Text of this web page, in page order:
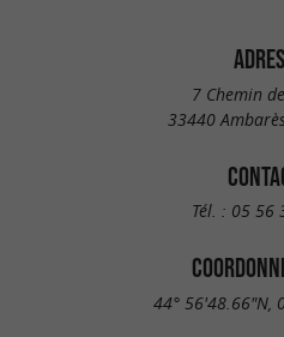
7 Chemin
33440
Tél. : 05 56
44° 56'48.66"N,